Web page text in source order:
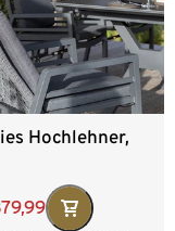
Hochlehner,